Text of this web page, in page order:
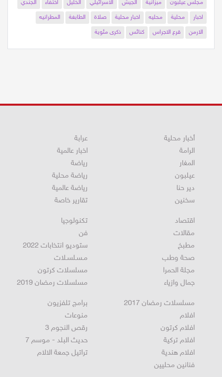
مجلس عيلبون
ميزانية الجيش الاسرائيلي الخليل اختفاء
الجندي
اخبار
محلية محليه اخبار محلية صلاة الطابغة
المطرانيه
الارمن
قرع الاجراس كنائس ذكرى مئوية
أخبار محلية
الرامة
المغار
عيلبون
دير حنا
سخنين
عرابة
اخبار عالمية
رياضة
رياضة محلية
رياضة عالمية
تقارير خاصة
اقتصاد
مقالات
مطبخ
صحة وطب
مجلة الحمرا
جمال وازياء
تكنولوجيا
فن
ستوديو انتخابات 2022
مـسـلسـلات
مسلسلات كرتون
مسلسلات رمضان 2019
مسلسلات رمضان 2017
افلام
افلام كرتون
افلام تركية
افلام هندية
فنانين محليين
برامج تلفزيون
منوعات
رقص النجوم 3
حديث البلد - موسم 7
تراتيل جمعة الالام